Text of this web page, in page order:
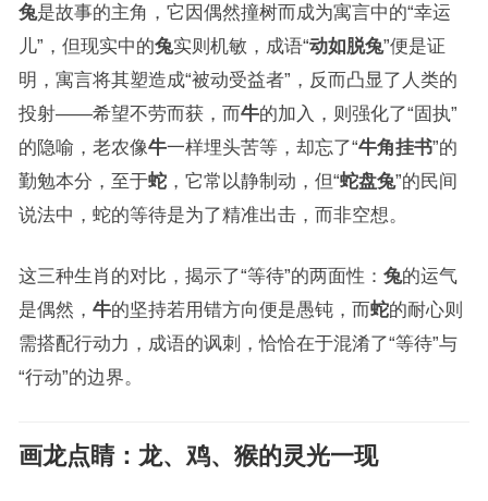
兔是故事的主角，它因偶然撞树而成为寓言中的“幸运
儿”，但现实中的兔实则机敏，成语“动如脱兔”便是证
明，寓言将其塑造成“被动受益者”，反而凸显了人类的
投射——希望不劳而获，而牛的加入，则强化了“固执”
的隐喻，老农像牛一样埋头苦等，却忘了“牛角挂书”的
勤勉本分，至于蛇，它常以静制动，但“蛇盘兔”的民间
说法中，蛇的等待是为了精准出击，而非空想。
这三种生肖的对比，揭示了“等待”的两面性： 兔的运气
是偶然， 牛的坚持若用错方向便是愚钝，而蛇的耐心则
需搭配行动力，成语的讽刺，恰恰在于混淆了“等待”与
“行动”的边界。
画龙点睛： 龙、 鸡、 猴的灵光一现